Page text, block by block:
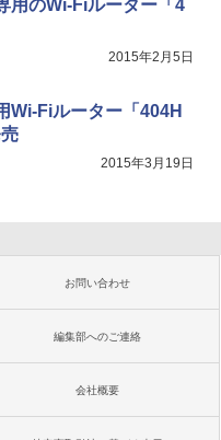
用のWi-Fiルーター「4
2015年2月5日
Wi-Fiルーター「404H
2015年3月19日
お問い合わせ
編集部へのご連絡
会社概要